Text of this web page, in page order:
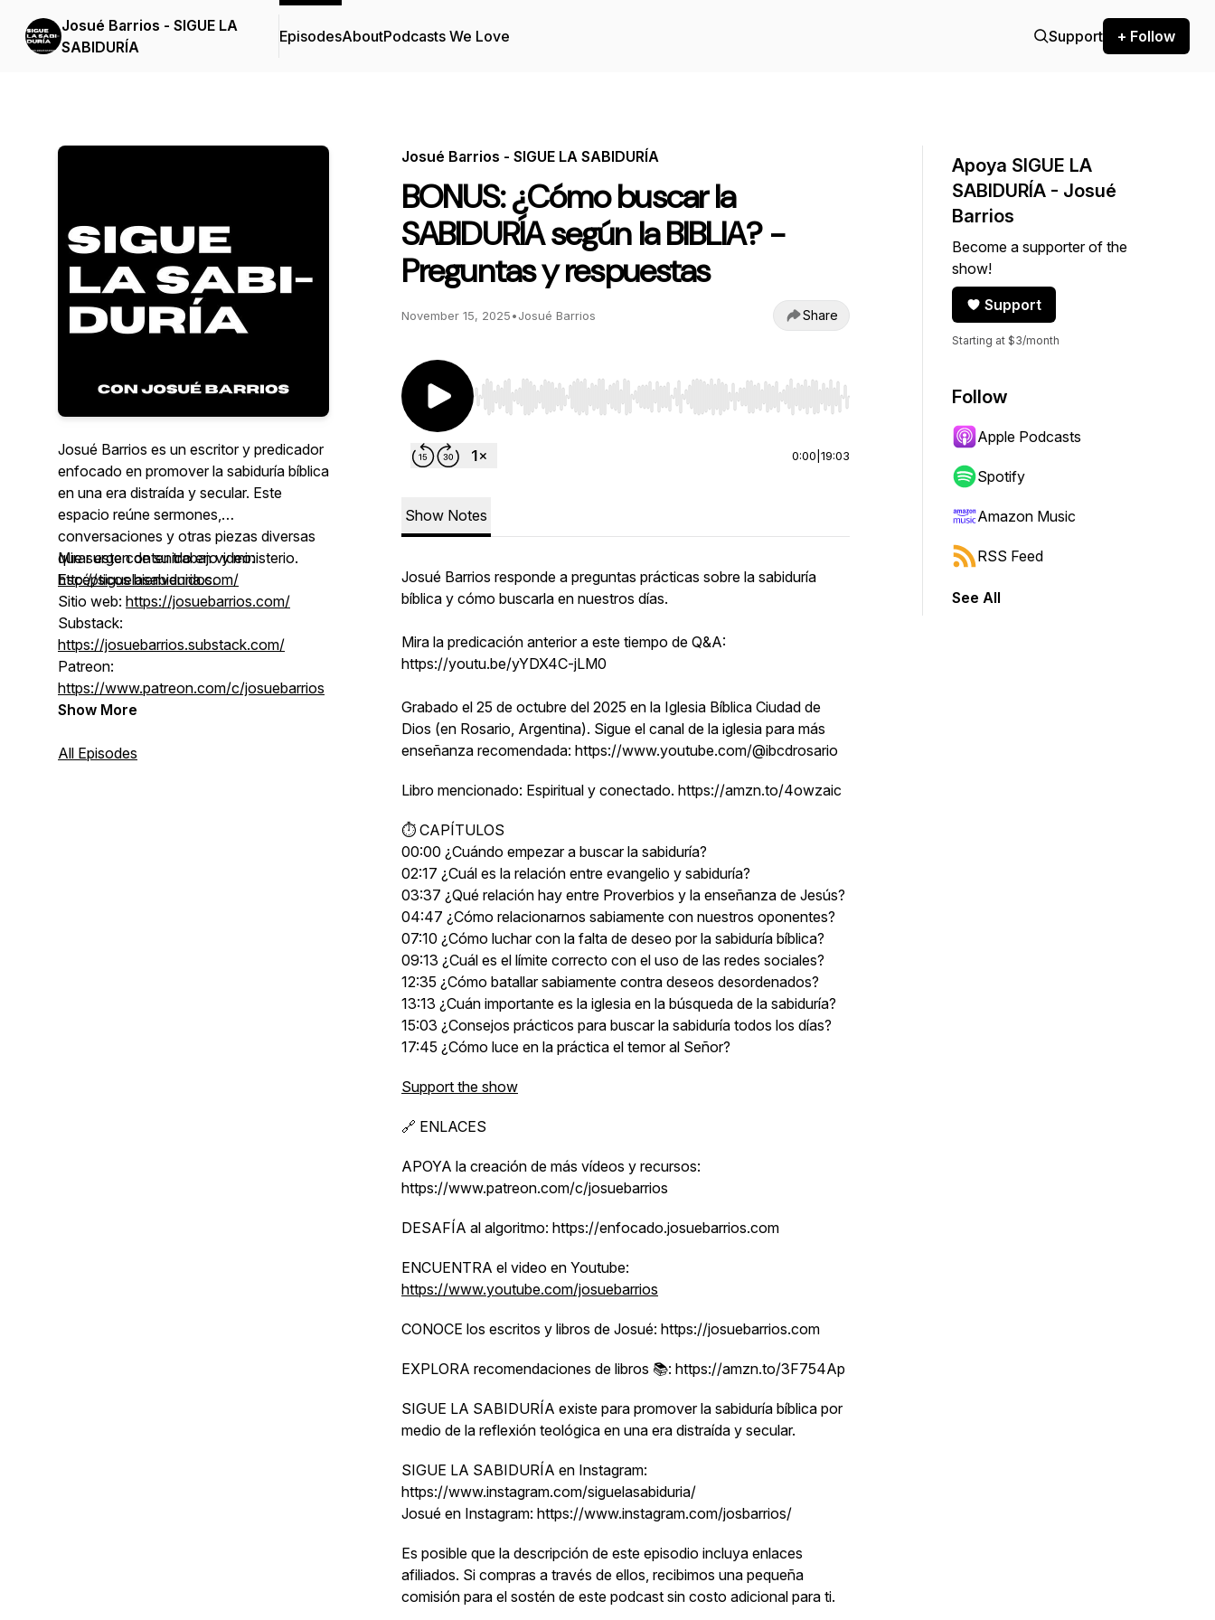
Josué Barrios - SIGUE LA
SABIDURÍA
EpisodesAboutPodcasts We Love Support + Follow
Josué Barrios es un escritor y predicador
enfocado en promover la sabiduría bíblica
en una era distraída y secular. Este
espacio reúne sermones,
conversaciones y otras piezas diversas
que surgen de su trabajo y ministerio.
Escépticos bienvenidos.
Mirar este contenido en video:
http://siguelasabiduria.com/
Sitio web: https://josuebarrios.com/
Substack:
https://josuebarrios.substack.com/
Patreon:
https://www.patreon.com/c/josuebarrios
Show More
All Episodes
Josué Barrios - SIGUE LA SABIDURÍA
BONUS: ¿Cómo buscar la
SABIDURÍA según la BIBLIA? -
Preguntas y respuestas
November 15, 2025•Josué Barrios Share
Use Left/Right to seek, Home/End to jump to start or end. Hold shift to jump forward or backward.
0:00 19:03
Show Notes
Josué Barrios responde a preguntas prácticas sobre la sabiduría
bíblica y cómo buscarla en nuestros días.
Mira la predicación anterior a este tiempo de Q&A:
https://youtu.be/yYDX4C-jLM0
Grabado el 25 de octubre del 2025 en la Iglesia Bíblica Ciudad de
Dios (en Rosario, Argentina). Sigue el canal de la iglesia para más
enseñanza recomendada: https://www.youtube.com/@ibcdrosario
Libro mencionado: Espiritual y conectado. https://amzn.to/4owzaic
⏱ CAPÍTULOS
00:00 ¿Cuándo empezar a buscar la sabiduría?
02:17 ¿Cuál es la relación entre evangelio y sabiduría?
03:37 ¿Qué relación hay entre Proverbios y la enseñanza de Jesús?
04:47 ¿Cómo relacionarnos sabiamente con nuestros oponentes?
07:10 ¿Cómo luchar con la falta de deseo por la sabiduría bíblica?
09:13 ¿Cuál es el límite correcto con el uso de las redes sociales?
12:35 ¿Cómo batallar sabiamente contra deseos desordenados?
13:13 ¿Cuán importante es la iglesia en la búsqueda de la sabiduría?
15:03 ¿Consejos prácticos para buscar la sabiduría todos los días?
17:45 ¿Cómo luce en la práctica el temor al Señor?
Support the show
🔗 ENLACES
APOYA la creación de más vídeos y recursos:
https://www.patreon.com/c/josuebarrios
DESAFÍA al algoritmo: https://enfocado.josuebarrios.com
ENCUENTRA el video en Youtube:
https://www.youtube.com/josuebarrios
CONOCE los escritos y libros de Josué: https://josuebarrios.com
EXPLORA recomendaciones de libros 📚: https://amzn.to/3F754Ap
SIGUE LA SABIDURÍA existe para promover la sabiduría bíblica por
medio de la reflexión teológica en una era distraída y secular.
SIGUE LA SABIDURÍA en Instagram:
https://www.instagram.com/siguelasabiduria/
Josué en Instagram: https://www.instagram.com/josbarrios/
Es posible que la descripción de este episodio incluya enlaces
afiliados. Si compras a través de ellos, recibimos una pequeña
comisión para el sostén de este podcast sin costo adicional para ti.
Apoya SIGUE LA
SABIDURÍA - Josué
Barrios
Become a supporter of the
show!
Support
Starting at $3/month
Follow
Apple Podcasts
Spotify
Amazon Music
RSS Feed
See All